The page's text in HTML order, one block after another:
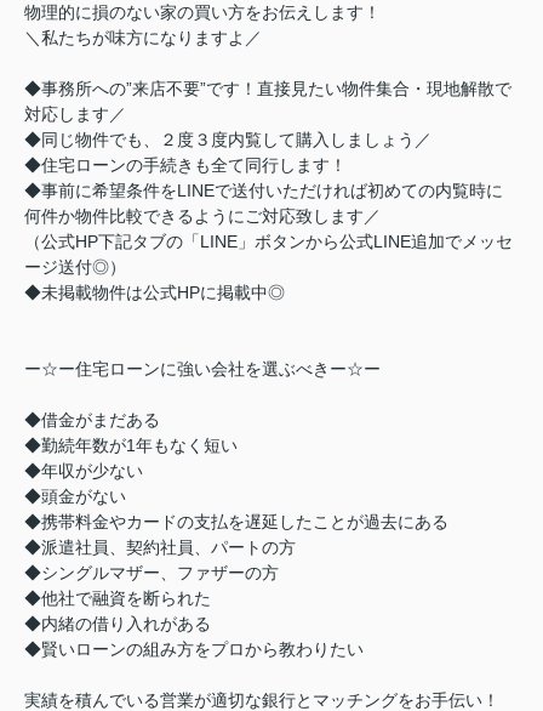
物理的に損のない家の買い方をお伝えします！
＼私たちが味方になりますよ／
◆事務所への”来店不要”です！直接見たい物件集合・現地解散で
対応します／
◆同じ物件でも、２度３度内覧して購入しましょう／
◆住宅ローンの手続きも全て同行します！
◆事前に希望条件をLINEで送付いただければ初めての内覧時に
何件か物件比較できるようにご対応致します／
（公式HP下記タブの「LINE」ボタンから公式LINE追加でメッセ
ージ送付◎）
◆未掲載物件は公式HPに掲載中◎
ー☆ー住宅ローンに強い会社を選ぶべきー☆ー
◆借金がまだある
◆勤続年数が1年もなく短い
◆年収が少ない
◆頭金がない
◆携帯料金やカードの支払を遅延したことが過去にある
◆派遣社員、契約社員、パートの方
◆シングルマザー、ファザーの方
◆他社で融資を断られた
◆内緒の借り入れがある
◆賢いローンの組み方をプロから教わりたい
実績を積んでいる営業が適切な銀行とマッチングをお手伝い！